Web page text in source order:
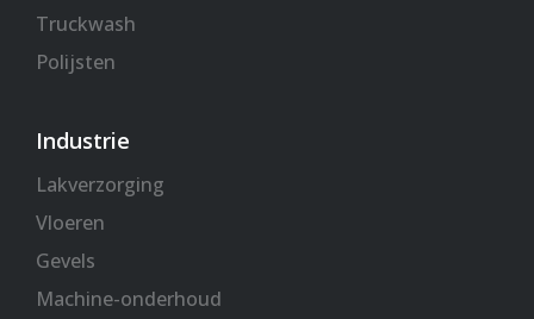
Truckwash
Polijsten
Industrie
Lakverzorging
Vloeren
Gevels
Machine-onderhoud